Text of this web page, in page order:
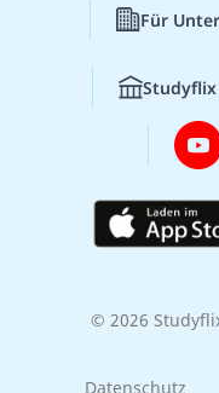
Für
Studyflix
© 2026
Datenschutz